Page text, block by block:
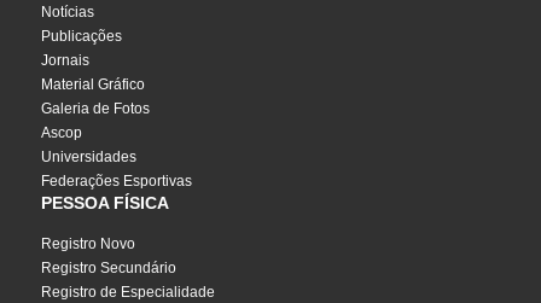
Notícias
Publicações
Jornais
Material Gráfico
Galeria de Fotos
Ascop
Universidades
Federações Esportivas
PESSOA FÍSICA
Registro Novo
Registro Secundário
Registro de Especialidade